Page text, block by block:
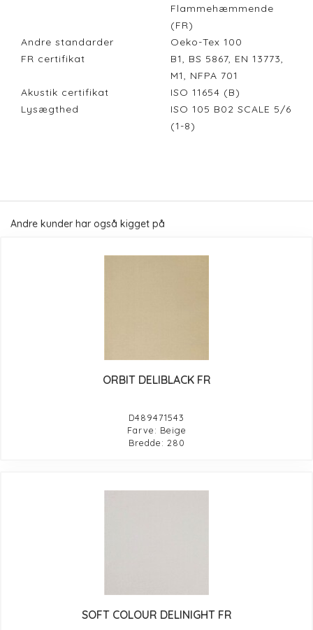
Flammehæmmende
(FR)
Andre standarder
Oeko-Tex 100
FR certifikat
B1, BS 5867, EN 13773,
M1, NFPA 701
Akustik certifikat
ISO 11654 (B)
Lysægthed
ISO 105 B02 SCALE 5/6
(1-8)
Andre kunder har også kigget på
ORBIT DELIBLACK FR
D489471543
Farve: Beige
Bredde: 280
SOFT COLOUR DELINIGHT FR